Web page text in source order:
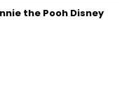
the Pooh Disney